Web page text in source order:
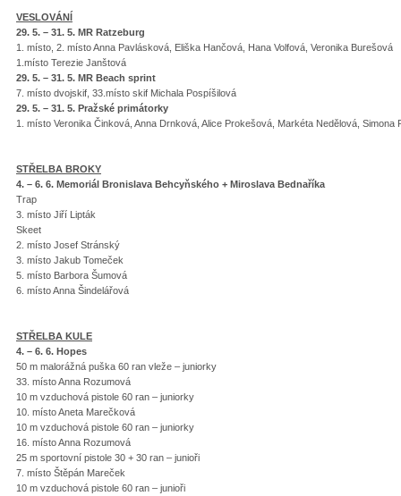
VESLOVÁNÍ
29. 5. – 31. 5. MR Ratzeburg
1. místo, 2. místo Anna Pavlásková, Eliška Hančová, Hana Volfová, Veronika Burešová
1.místo Terezie Janštová
29. 5. – 31. 5. MR Beach sprint
7. místo dvojskif, 33.místo skif Michala Pospíšilová
29. 5. – 31. 5. Pražské primátorky
1. místo Veronika Činková, Anna Drnková, Alice Prokešová, Markéta Nedělová, Simona
STŘELBA BROKY
4. – 6. 6. Memoriál Bronislava Behcyňského + Miroslava Bednaříka
Trap
3. místo Jiří Lipták
Skeet
2. místo Josef Stránský
3. místo Jakub Tomeček
5. místo Barbora Šumová
6. místo Anna Šindelářová
STŘELBA KULE
4. – 6. 6. Hopes
50 m malorážná puška 60 ran vleže – juniorky
33. místo Anna Rozumová
10 m vzduchová pistole 60 ran – juniorky
10. místo Aneta Marečková
10 m vzduchová pistole 60 ran – juniorky
16. místo Anna Rozumová
25 m sportovní pistole 30 + 30 ran – junioři
7. místo Štěpán Mareček
10 m vzduchová pistole 60 ran – junioři